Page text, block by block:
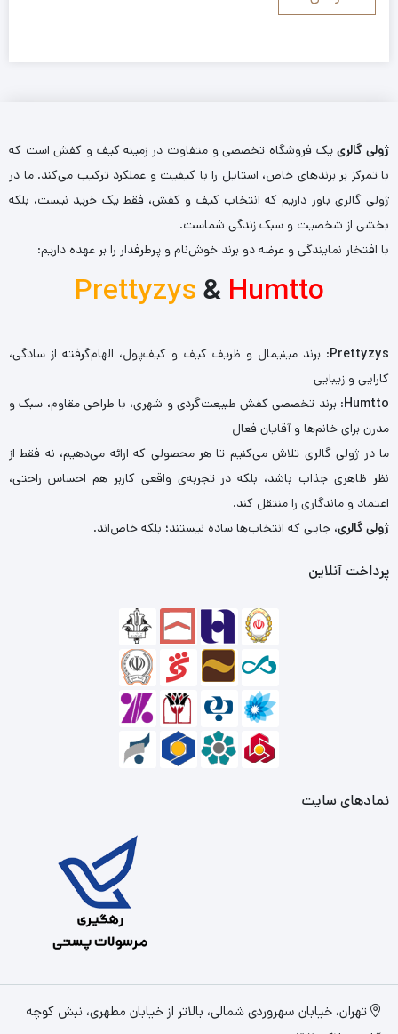
ژولی گالرییک فروشگاه تخصصی و متفاوت در زمینه کیف و کفش است که
با تمرکز بر برندهای خاص، استایل را با کیفیت و عملکرد ترکیب می‌کند. ما در
ژولی گالری باور داریم که انتخاب کیف و کفش، فقط یک خرید نیست، بلکه
بخشی از شخصیت و سبک زندگی شماست.
با افتخار نمایندگی و عرضه دو برند خوش‌نام و پرطرفدار را بر عهده داریم:
Prettyzys& Humtto
Prettyzys: برند مینیمال و ظریف کیف و کیف‌پول، الهام‌گرفته از سادگی،
کارایی و زیبایی
Humtto: برند تخصصی کفش طبیعت‌گردی و شهری، با طراحی مقاوم، سبک و
مدرن برای خانم‌ها و آقایان فعال
ما در ژولی گالری تلاش می‌کنیم تا هر محصولی که ارائه می‌دهیم، نه فقط از
نظر ظاهری جذاب باشد، بلکه در تجربه‌ی واقعی کاربر هم احساس راحتی،
اعتماد و ماندگاری را منتقل کند.
ژولی گالری، جایی که انتخاب‌ها ساده نیستند؛ بلکه خاص‌اند.
پرداخت آنلاین
نمادهای سایت
تهران، خیابان سهروردی شمالی، بالاتر از خیابان مطهری، نبش کوچه